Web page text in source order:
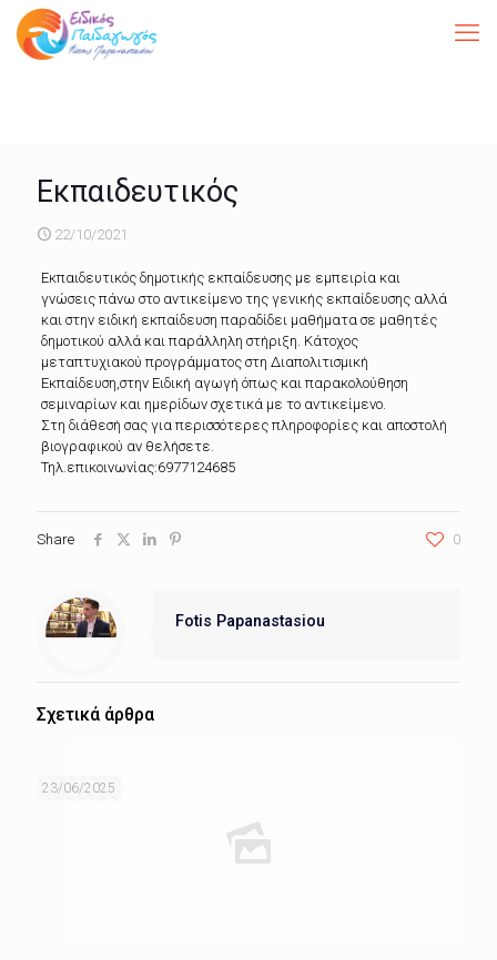
Εκπαιδευτικός
22/10/2021
Εκπαιδευτικός δημοτικής εκπαίδευσης με εμπειρία και
γνώσεις πάνω στο αντικείμενο της γενικής εκπαίδευσης αλλά
και στην ειδική εκπαίδευση παραδίδει μαθήματα σε μαθητές
δημοτικού αλλά και παράλληλη στήριξη. Κάτοχος
μεταπτυχιακού προγράμματος στη Διαπολιτισμική
Εκπαίδευση,στην Ειδική αγωγή όπως και παρακολούθηση
σεμιναρίων και ημερίδων σχετικά με το αντικείμενο.
Στη διάθεσή σας για περισσότερες πληροφορίες και αποστολή
βιογραφικού αν θελήσετε.
Τηλ.επικοινωνίας:6977124685
Share 0
Fotis Papanastasiou
Σχετικά άρθρα
23/06/2025